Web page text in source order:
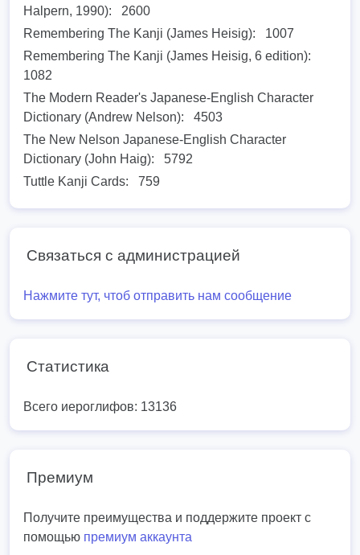
Halpern, 1990):
2600
Remembering The Kanji (James Heisig):
1007
Remembering The Kanji (James Heisig, 6 edition):
1082
The Modern Reader's Japanese-English Character
Dictionary (Andrew Nelson):
4503
The New Nelson Japanese-English Character
Dictionary (John Haig):
5792
Tuttle Kanji Cards:
759
Связаться с администрацией
Нажмите тут, чтоб отправить нам сообщение
Статистика
Всего иероглифов: 13136
Премиум
Получите преимущества и поддержите проект с
помощью премиум аккаунта